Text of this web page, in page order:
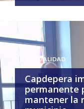
ACTUALIDAD
Capdepera
permanente
mantener la